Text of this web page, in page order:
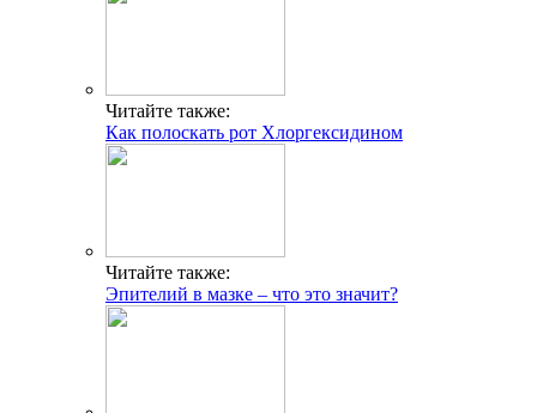
Читайте также:
Как полоскать рот Хлоргексидином
Читайте также:
Эпителий в мазке – что это значит?